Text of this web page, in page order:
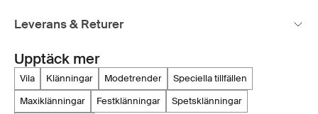
Leverans & Returer
Upptäck mer
vila klänningar modetrender
speciella tillfällen
maxiklänningar
festklänningar
spetsklänningar